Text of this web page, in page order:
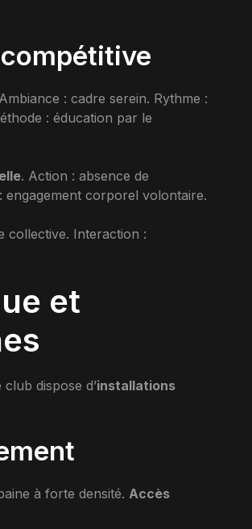
: cadre serein. Rythme :
: éducation par le
. Action : absence de
engagement corporel volontaire.
collective. Interaction :
et
dispose d’installations
à forte densité. Accès